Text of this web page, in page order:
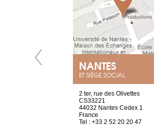
NANTES
ET SIÈGE SOCIAL
2 ter, rue des Olivettes
CS33221
44032 Nantes Cedex 1
France
Tel : +33 2 52 20 20 47